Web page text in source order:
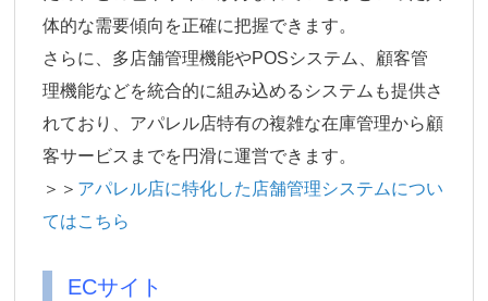
体的な需要傾向を正確に把握できます。
さらに、多店舗管理機能やPOSシステム、顧客管
理機能などを統合的に組み込めるシステムも提供さ
れており、アパレル店特有の複雑な在庫管理から顧
客サービスまでを円滑に運営できます。
＞＞ アパレル店に特化した店舗管理システムについ
てはこちら
ECサイト